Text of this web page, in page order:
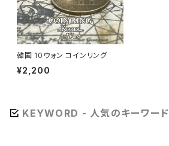
韓国 10ウォン コインリング
¥2,200
KEYWORD - 人気のキーワード